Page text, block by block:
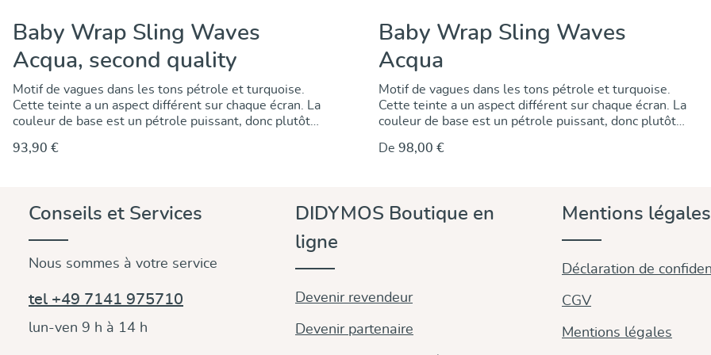
Baby Wrap Sling Waves
Acqua, second quality
Motif de vagues dans les tons pétrole et turquoise.
Cette teinte a un aspect différent sur chaque écran. La
couleur de base est un pétrole puissant, donc plutôt
technique jacquard élaborée et ne sont pas
distinguent par une élasticité particulière.
93,90 €
Baby Wrap Sling Waves
Acqua
Motif de vagues dans les tons pétrole et turquoise.
Cette teinte a un aspect différent sur chaque écran. La
couleur de base est un pétrole puissant, donc plutôt
technique jacquard élaborée et ne sont pas imprimés.
élasticité particulière dans la diagonale.
De98,00 €
Conseils et Services
Nous sommes à votre service
tel +49 7141 975710
lun-ven 9 h à 14 h
DIDYMOS Boutique en
ligne
Devenir revendeur
Devenir partenaire
Mentions légales
Déclaration de
CGV
Mentions légales